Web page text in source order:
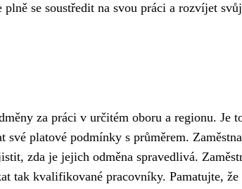
se soustředit na svou práci a rozvíjet
za práci v určitém oboru a regionu. Je
své platové podmínky s průměrem.
zda je jejich odměna spravedlivá.
tak kvalifikované pracovníky. Pamatujte,